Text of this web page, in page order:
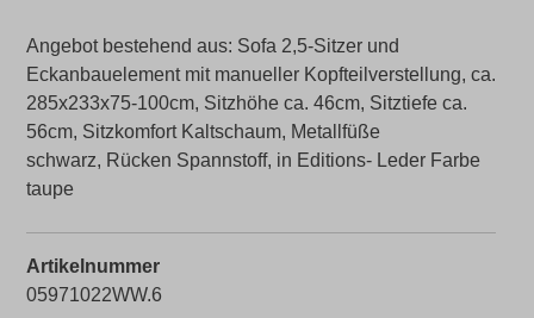
Angebot bestehend aus: Sofa 2,5-Sitzer und
Eckanbauelement mit manueller Kopfteilverstellung, ca.
285x233x75-100cm, Sitzhöhe ca. 46cm, Sitztiefe ca.
56cm, Sitzkomfort Kaltschaum, Metallfüße
schwarz, Rücken Spannstoff, in Editions- Leder Farbe
taupe
Artikelnummer
05971022WW.6